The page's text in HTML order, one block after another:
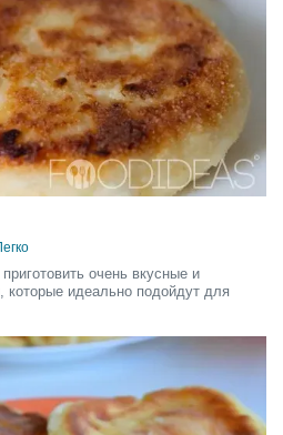
очень вкусные и
которые идеально подойдут для